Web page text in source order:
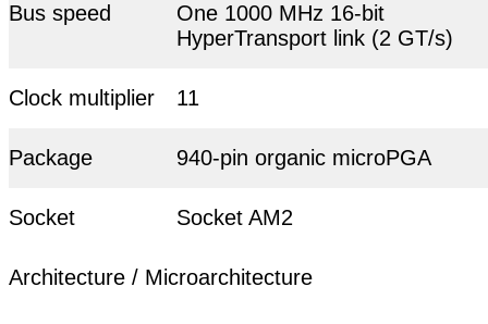
Bus speed
One 1000 MHz 16-bit
HyperTransport link (2 GT/s)
Clock multiplier 11
Package 940-pin organic microPGA
Socket Socket AM2
Architecture / Microarchitecture